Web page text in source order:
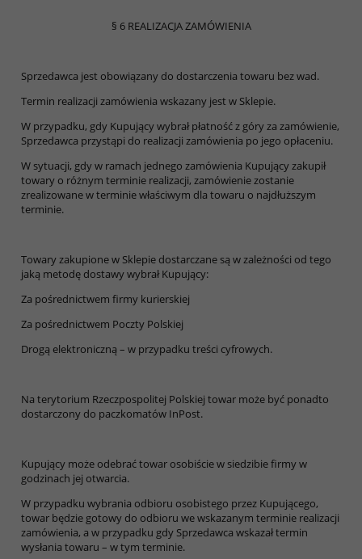
§ 6 REALIZACJA ZAMÓWIENIA
Sprzedawca jest obowiązany do dostarczenia towaru bez wad.
Termin realizacji zamówienia wskazany jest w Sklepie.
W przypadku, gdy Kupujący wybrał płatność z góry za zamówienie,
Sprzedawca przystąpi do realizacji zamówienia po jego opłaceniu.
W sytuacji, gdy w ramach jednego zamówienia Kupujący zakupił
towary o różnym terminie realizacji, zamówienie zostanie
zrealizowane w terminie właściwym dla towaru o najdłuższym
terminie.
Towary zakupione w Sklepie dostarczane są w zależności od tego
jaką metodę dostawy wybrał Kupujący:
Za pośrednictwem firmy kurierskiej
Za pośrednictwem Poczty Polskiej
Drogą elektroniczną – w przypadku treści cyfrowych.
Na terytorium Rzeczpospolitej Polskiej towar może być ponadto
dostarczony do paczkomatów InPost.
Kupujący może odebrać towar osobiście w siedzibie firmy w
godzinach jej otwarcia.
W przypadku wybrania odbioru osobistego przez Kupującego,
towar będzie gotowy do odbioru we wskazanym terminie realizacji
zamówienia, a w przypadku gdy Sprzedawca wskazał termin
wysłania towaru – w tym terminie.